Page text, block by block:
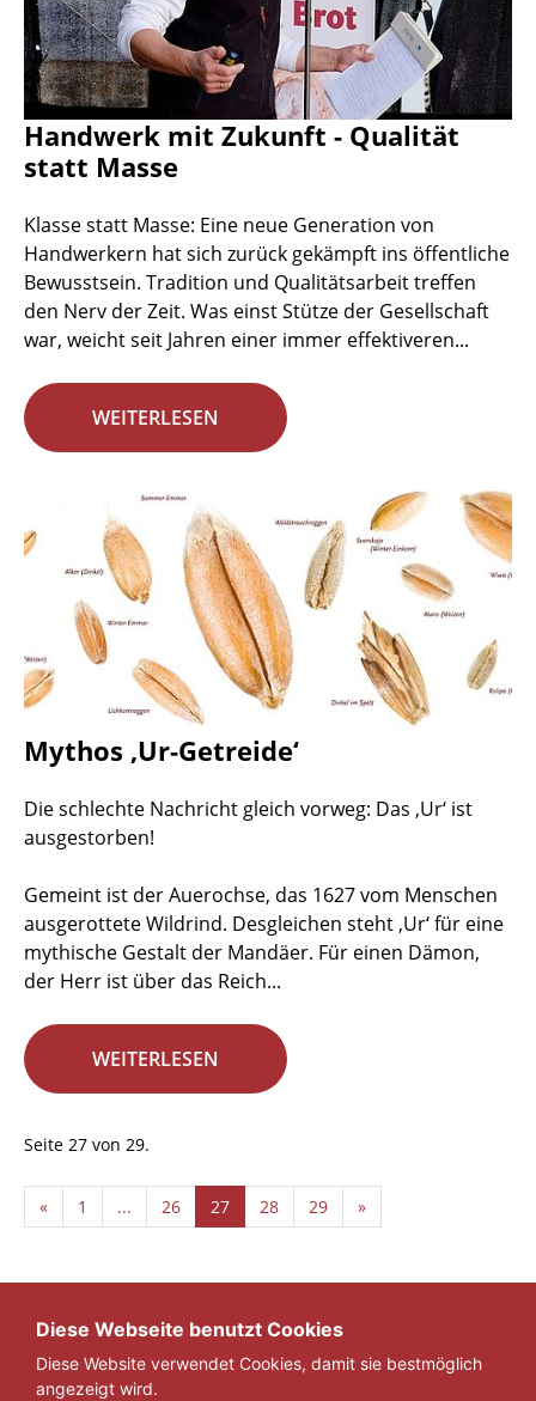
Handwerk mit Zukunft - Qualität
statt Masse
Klasse statt Masse: Eine neue Generation von
Handwerkern hat sich zurück gekämpft ins öffentliche
Bewusstsein. Tradition und Qualitätsarbeit treffen
den Nerv der Zeit. Was einst Stütze der Gesellschaft
war, weicht seit Jahren einer immer effektiveren...
WEITERLESEN
Mythos ‚Ur-Getreide‘
Die schlechte Nachricht gleich vorweg: Das ‚Ur‘ ist
ausgestorben!
Gemeint ist der Auerochse, das 1627 vom Menschen
ausgerottete Wildrind. Desgleichen steht ‚Ur‘ für eine
mythische Gestalt der Mandäer. Für einen Dämon,
der Herr ist über das Reich...
WEITERLESEN
Seite 27 von 29.
« 1 ... 26 27 28 29 »
Diese Webseite benutzt Cookies
Diese Website verwendet Cookies, damit sie bestmöglich
angezeigt wird.